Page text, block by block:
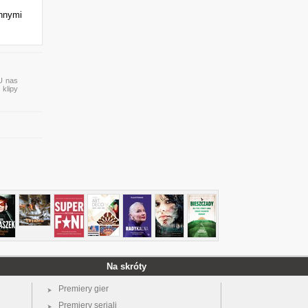
nas
klipy
Na skróty
Premiery gier
Premiery seriali